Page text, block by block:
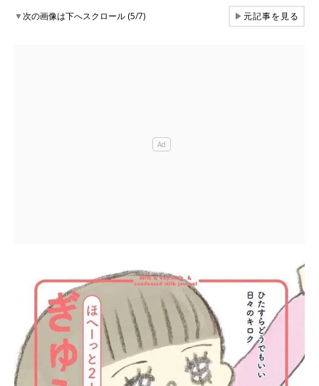
▼次の画像は下へスクロール (5/7) ▶元記事を見る